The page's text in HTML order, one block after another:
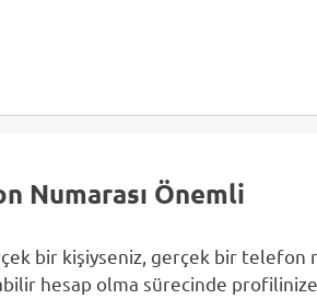
Numarası Önemli
bir kişiyseniz, gerçek bir telefon
hesap olma sürecinde